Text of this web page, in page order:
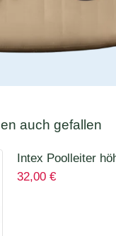
auch gefallen
Intex Poolleiter
28075
32,00 €